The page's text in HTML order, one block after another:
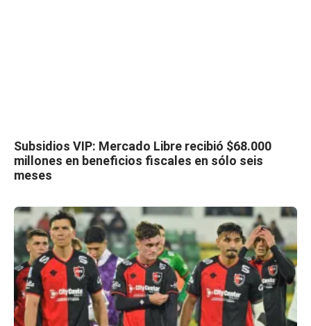
Subsidios VIP: Mercado Libre recibió $68.000
millones en beneficios fiscales en sólo seis
meses